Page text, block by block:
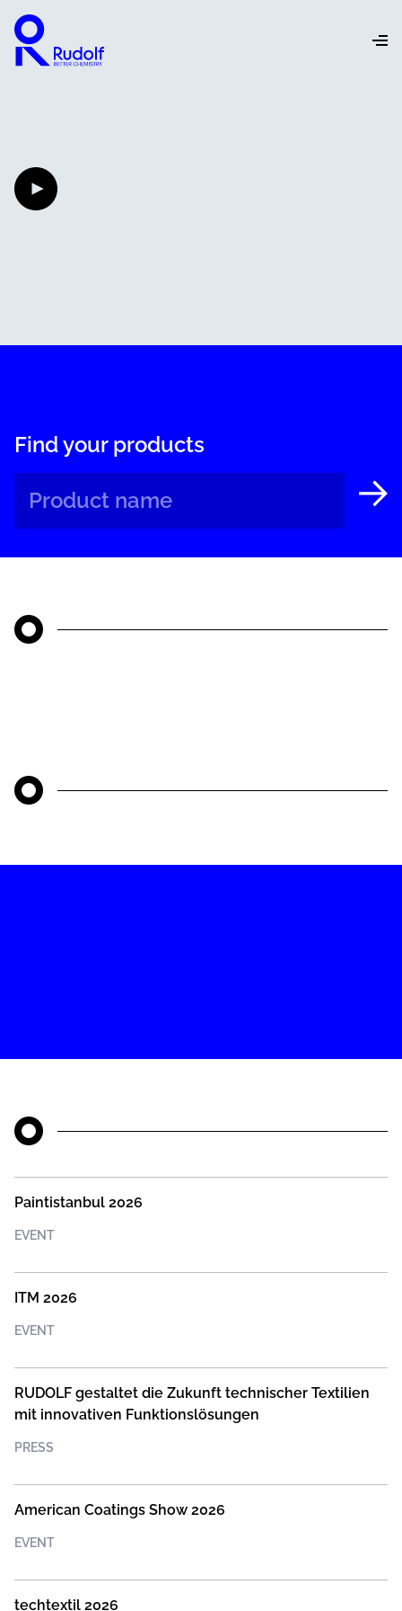
Find your products
Paintistanbul 2026
EVENT
ITM 2026
EVENT
RUDOLF gestaltet die Zukunft technischer Textilien
mit innovativen Funktionslösungen
PRESS
American Coatings Show 2026
EVENT
techtextil 2026